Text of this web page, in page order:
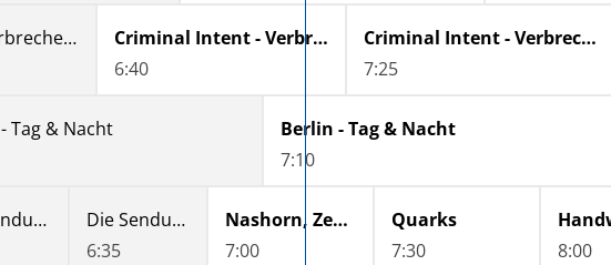
Criminal Intent - Verbrechen im Visier
Criminal Intent - Verbrechen im Visier
6:40
Criminal Intent - Verbrechen im Visier
7:25
Tag & Nacht
Berlin - Tag & Nacht
7:10
Die Sendung mit dem Elefanten
Die Sendung mit der Maus
6:35
Nashorn, Zebra & Co.
7:00
Quarks
7:30
8:00